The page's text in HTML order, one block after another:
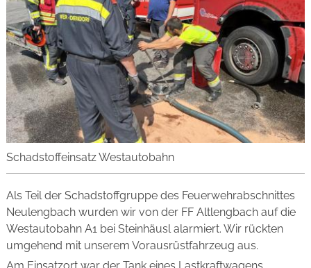
Schadstoffeinsatz Westautobahn
Als Teil der Schadstoffgruppe des Feuerwehrabschnittes
Neulengbach wurden wir von der FF Altlengbach auf die
Westautobahn A1 bei Steinhäusl alarmiert. Wir rückten
umgehend mit unserem Vorausrüstfahrzeug aus.
Am Einsatzort war der Tank eines Lastkraftwagens